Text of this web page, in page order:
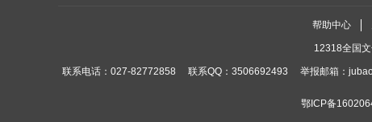
帮助中心
12318全国
联系电话：027-82772858 联系QQ： 3506692493 举报邮箱：
鄂ICP备